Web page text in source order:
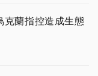
克蘭指控造成生態